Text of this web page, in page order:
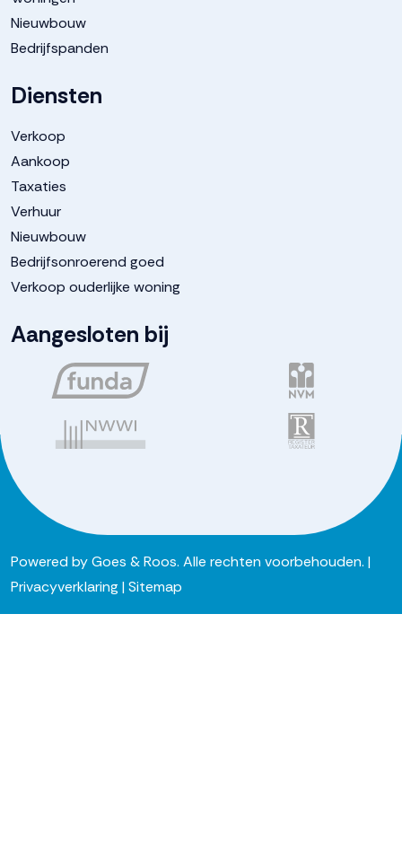
Nieuwbouw
Bedrijfspanden
Diensten
Verkoop
Aankoop
Taxaties
Verhuur
Nieuwbouw
Bedrijfsonroerend goed
Verkoop ouderlijke woning
Aangesloten bij
Powered byGoes & Roos. Alle rechten voorbehouden. |
Privacyverklaring |Sitemap